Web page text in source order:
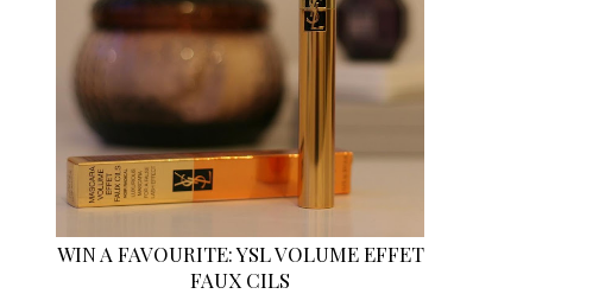
WIN A FAVOURITE: YSL VOLUME EFFET
FAUX CILS